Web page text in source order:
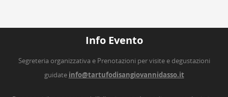
Info Evento
Segreteria organizzativa e Prenotazioni per visite e degustazioni
guidate info@tartufodisangiovannidasso.it